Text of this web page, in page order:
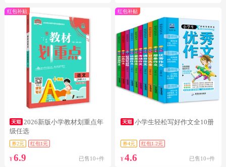
红包补贴
2026新版小学教材划重点年
级任选
券2元 红包1元
¥ 6.9 已售10+件
红包补贴
小学生轻松写好作文全10册
券4元 红包1.2元
¥4.6 已售10+件